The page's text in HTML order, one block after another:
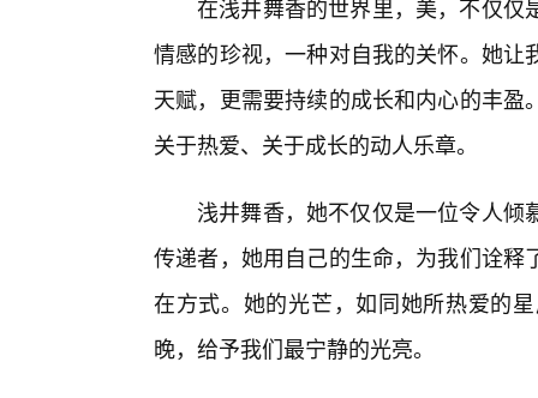
在浅井舞香的世界里，美，不仅仅
情感的珍视，一种对自我的关怀。她
天赋，更需要持续的成长和内心的丰
关于热爱、关于成长的动人乐章。
浅井舞香，她不仅仅是一位令人倾
传递者，她用自己的生命，为我们诠
在方式。她的光芒，如同她所热爱的
晚，给予我们最宁静的光亮。